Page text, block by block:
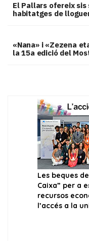
El Pallars ofereix sis
habitatges de
«Nana» i «Zezena
la 15a edició del